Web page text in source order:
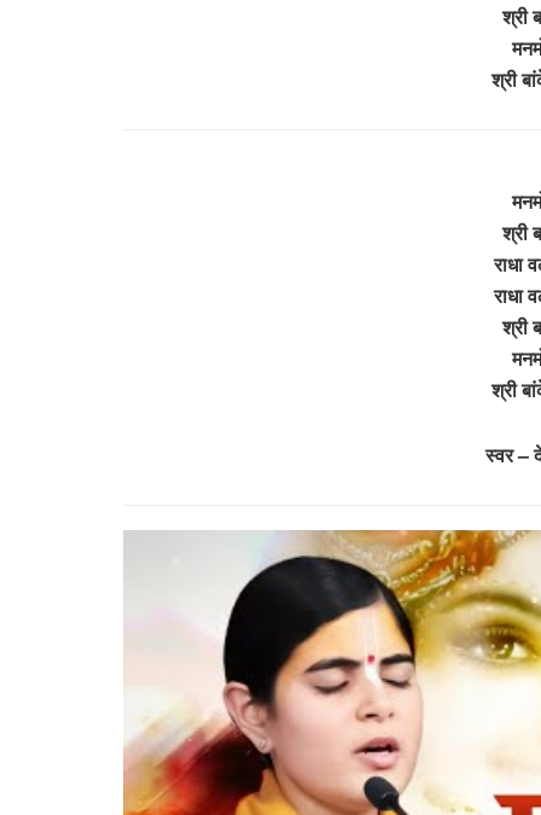
श्री
श्री
श्री
राधा
राधा
श्री
श्री
स्वर –